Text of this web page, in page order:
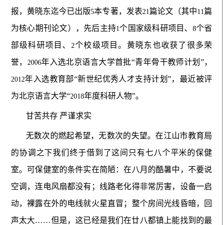
报，黄晓东迄今已出版5本专著，发表21篇论文（其中11篇
为核心期刊论文），先后主持1个国家级科研项目、 8个省
部级科研项目、
2个校级项目。黄晓东也收获了很多荣
誉，
2006年入选北京语言大学首批“青年骨干教师计划”，
2012年入选教育部“新世纪优秀人才支持计划”，最近被评
为北京语言大学“2018年度科研人物”。
甘苦共存 严谨求实
无数次的燃起希望，无数次的失望。在江山市教育局
的协调之下我们终于借到了这间只有七八个平米的保健
室。可保健室的条件实在简陋：在八月的酷暑中，不要说
空调，连电风扇都没有；线路老化得非常厉害，设备一启
动，裸露在外的电线就火星直冒；整个房间光线昏暗，回
声太大……但是，这已经是我们在廿八都镇上能找到的最